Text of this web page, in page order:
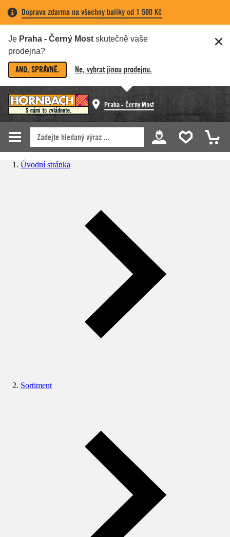
Doprava zdarma na všechny balíky od 1 500 Kč
Je Praha - Černý Most skutečně vaše
prodejna?
ANO, SPRÁVNĚ. Ne, vybrat jinou prodejnu.
Praha - Černý Most
Úvodní stránka
Sortiment